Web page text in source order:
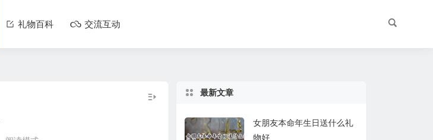
礼物百科 交流互动
最新文章
女朋友本命年生日送什么礼
物好